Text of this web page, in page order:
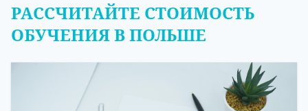
РАССЧИТАЙТЕ СТОИМОСТЬ
ОБУЧЕНИЯ В ПОЛЬШЕ